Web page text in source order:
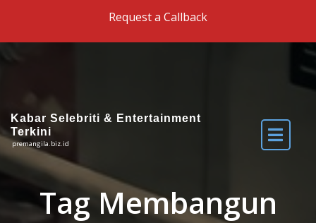
Request a Callback
Kabar Selebriti & Entertainment
Terkini
premangila.biz.id
Tag Membangun